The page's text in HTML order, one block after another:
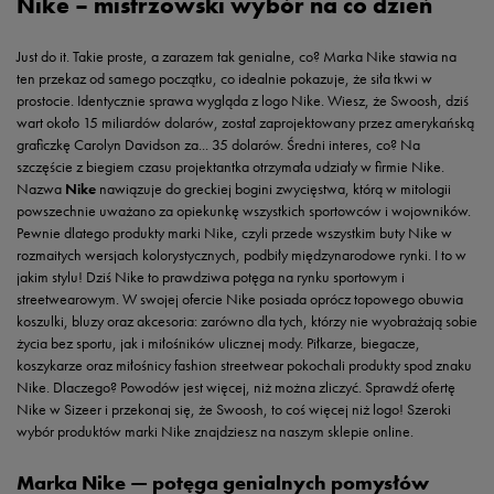
komfortu z wyjątkowym lookiem. Prawdziwie mistrzowski dizajn!
treningu i podczas codziennych wyzwań, a także torby i plecaki, niezawodne bez
względu na okoliczności. Wszystkie te rzeczy znajdziesz w sklepach 50 style,
mistrzowską wygodą i każdego dnia ciesz się jakością, którą polecają gwiazdy sportu.
Zwyciężaj w wielkich meczach i małych starciach, nie rezygnując ani z trwałości, ani
ze znakomitego dizajnu – nie ma potrzeby, by iść na kompromisy. Wybierz swój must
have z oferty Nike w 50 style – odzieży dla niej i dla niego, butów dla dorosłych i
dzieci oraz praktycznych akcesoriów na każdą porę roku. W końcu znakomity styl nie
ma wieku, płci ani dobrej pogody – po prostu jest, bez względu na okoliczności.
Just do it. Takie proste, a zarazem tak genialne, co? Marka Nike stawia na
ten przekaz od samego początku, co idealnie pokazuje, że siła tkwi w
prostocie. Identycznie sprawa wygląda z logo Nike. Wiesz, że Swoosh, dziś
wart około 15 miliardów dolarów, został zaprojektowany przez amerykańską
graficzkę Carolyn Davidson za... 35 dolarów. Średni interes, co? Na
szczęście z biegiem czasu projektantka otrzymała udziały w firmie Nike.
Nazwa Nike nawiązuje do greckiej bogini zwycięstwa, którą w mitologii
powszechnie uważano za opiekunkę wszystkich sportowców i wojowników.
Pewnie dlatego produkty marki Nike, czyli przede wszystkim buty Nike w
rozmaitych wersjach kolorystycznych, podbiły międzynarodowe rynki. I to w
jakim stylu! Dziś Nike to prawdziwa potęga na rynku sportowym i
streetwearowym. W swojej ofercie Nike posiada oprócz topowego obuwia
koszulki, bluzy oraz akcesoria: zarówno dla tych, którzy nie wyobrażają sobie
życia bez sportu, jak i miłośników ulicznej mody. Piłkarze, biegacze,
koszykarze oraz miłośnicy fashion streetwear pokochali produkty spod znaku
Nike. Dlaczego? Powodów jest więcej, niż można zliczyć. Sprawdź ofertę
Nike w Sizeer i przekonaj się, że Swoosh, to coś więcej niż logo! Szeroki
wybór produktów marki Nike znajdziesz na naszym sklepie online.
Marka Nike — potęga genialnych pomysłów